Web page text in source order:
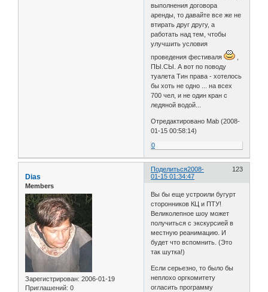
выполнения договора
аренды, то давайте все же не
втирать друг другу, а
работать над тем, чтобы
улучшить условия
проведения фестиваля
ПЫ.СЫ. А вот по поводу
туалета Тин права - хотелось
бы хоть не одно ... на всех
700 чел, и не один кран с
ледяной водой...
Отредактировано Mab (2008-
01-15 00:58:14)
0
Поделиться 123
2008-
01-15 01:34:47
Dias
Members
Зарегистрирован: 2006-01-19
Приглашений: 0
Вы бы еще устроили бугурт
сторонников КЦ и ПТУ!
Великолепное шоу может
получиться с экскурсией в
местную реанимацию. И
будет что вспомнить. (Это
так шутка!)
Если серьезно, то было бы
неплохо оргкомитету
огласить программу